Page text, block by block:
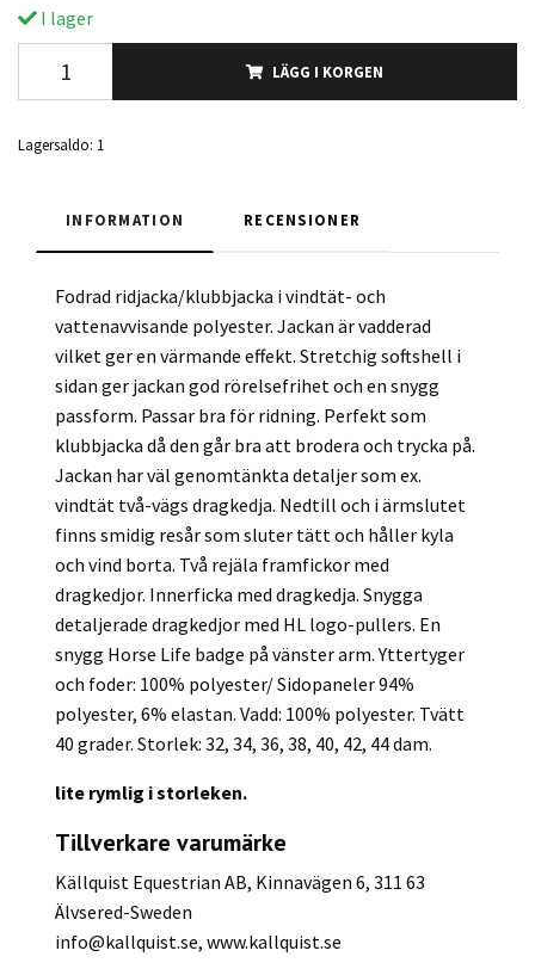
I lager
LÄGG I KORGEN
Lagersaldo: 1
INFORMATION RECENSIONER
Fodrad ridjacka/klubbjacka i vindtät- och
vattenavvisande polyester. Jackan är vadderad
vilket ger en värmande effekt. Stretchig softshell i
sidan ger jackan god rörelsefrihet och en snygg
passform. Passar bra för ridning. Perfekt som
klubbjacka då den går bra att brodera och trycka på.
Jackan har väl genomtänkta detaljer som ex.
vindtät två-vägs dragkedja. Nedtill och i ärmslutet
finns smidig resår som sluter tätt och håller kyla
och vind borta. Två rejäla framfickor med
dragkedjor. Innerficka med dragkedja. Snygga
detaljerade dragkedjor med HL logo-pullers. En
snygg Horse Life badge på vänster arm. Yttertyger
och foder: 100% polyester/ Sidopaneler 94%
polyester, 6% elastan. Vadd: 100% polyester. Tvätt
40 grader. Storlek: 32, 34, 36, 38, 40, 42, 44 dam.
lite rymlig i storleken.
Tillverkare varumärke
Källquist Equestrian AB, Kinnavägen 6, 311 63
Älvsered-Sweden
info@kallquist.se, www.kallquist.se